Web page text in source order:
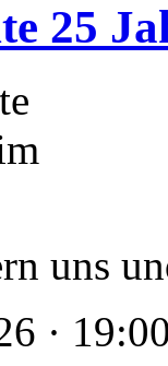
25
uns
· 19:00